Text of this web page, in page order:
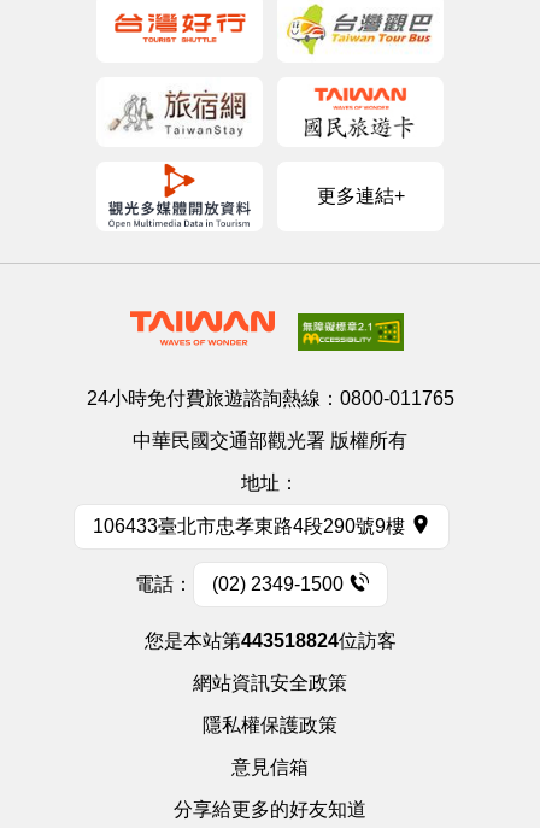
更多連結+
24小時免付費旅遊諮詢熱線： 0800-011765
中華民國交通部觀光署 版權所有
地址：
106433臺北市忠孝東路4段290號9樓
電話： (02) 2349-1500
您是本站第443518824位訪客
網站資訊安全政策
隱私權保護政策
意見信箱
分享給更多的好友知道